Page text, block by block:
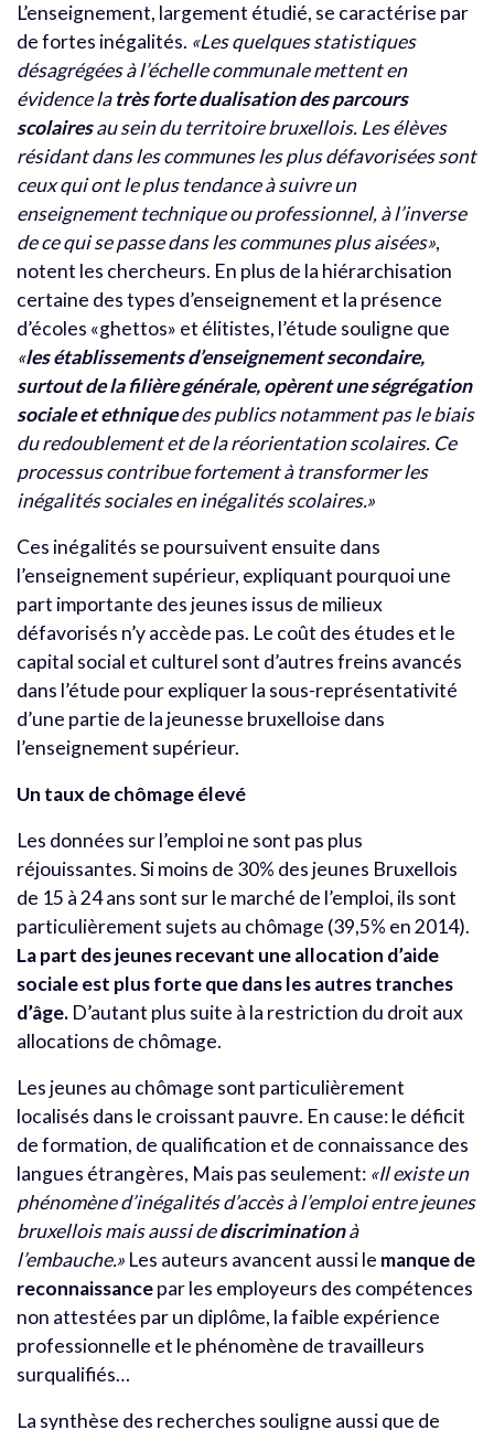
L’enseignement, largement étudié, se caractérise par
de fortes inégalités. «Les quelques statistiques
désagrégées à l’échelle communale mettent en
évidence latrès forte dualisation des parcours
scolairesau sein du territoire bruxellois. Les élèves
résidant dans les communes les plus défavorisées sont
ceux qui ont le plus tendance à suivre un
enseignement technique ou professionnel, à l’inverse
de ce qui se passe dans les communes plus aisées»,
notent les chercheurs. En plus de la hiérarchisation
certaine des types d’enseignement et la présence
d’écoles «ghettos» et élitistes, l’étude souligne que
«les établissements d’enseignement secondaire,
surtout de la filière générale, opèrent une ségrégation
sociale et ethniquedes publics notamment pas le biais
du redoublement et de la réorientation scolaires. Ce
processus contribue fortement à transformer les
inégalités sociales en inégalités scolaires.»
Ces inégalités se poursuivent ensuite dans
l’enseignement supérieur, expliquant pourquoi une
part importante des jeunes issus de milieux
défavorisés n’y accède pas. Le coût des études et le
capital social et culturel sont d’autres freins avancés
dans l’étude pour expliquer la sous-représentativité
d’une partie de la jeunesse bruxelloise dans
l’enseignement supérieur.
Un taux de chômage élevé
Les données sur l’emploi ne sont pas plus
réjouissantes. Si moins de 30% des jeunes Bruxellois
de 15 à 24 ans sont sur le marché de l’emploi, ils sont
particulièrement sujets au chômage (39,5% en 2014).
La part des jeunes recevant une allocation d’aide
sociale est plus forte que dans les autres tranches
d’âge. D’autant plus suite à la restriction du droit aux
allocations de chômage.
Les jeunes au chômage sont particulièrement
localisés dans le croissant pauvre. En cause: le déficit
de formation, de qualification et de connaissance des
langues étrangères, Mais pas seulement: «Il existe un
phénomène d’inégalités d’accès à l’emploi entre jeunes
bruxellois mais aussi dediscriminationà
l’embauche.» Les auteurs avancent aussi le manque de
reconnaissancepar les employeurs des compétences
non attestées par un diplôme, la faible expérience
professionnelle et le phénomène de travailleurs
surqualifiés…
La synthèse des recherches souligne aussi que de